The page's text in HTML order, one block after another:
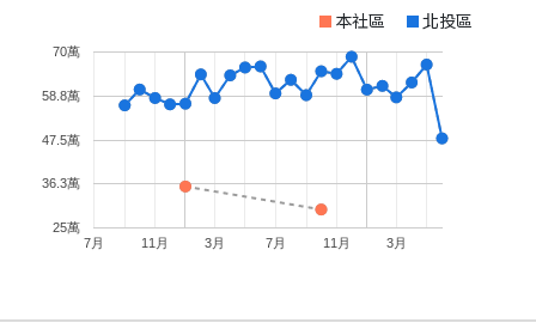
本社區 北投區
7月 11月 3月 7月 11月 3月
25萬
36.3萬
47.5萬
58.8萬
70萬